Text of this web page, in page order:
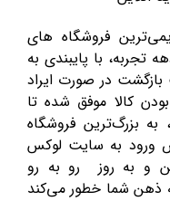
فروشگاه های
تجربه، با پایبندی به
در صورت ایراد
کالا موفق شده تا
به بزرگ‌ترین فروشگاه
ورود به سایت لوکس
و به روز رو به رو
ذهن شما خطور می‌کند